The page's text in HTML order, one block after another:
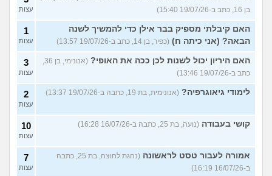
בן 16, כתב ב-19/07/26 15:40)
עצות
האם קיבלתי מספיק בבר אילן כדי להמשיך לשנה
הבאה? (אני כיתה ח) (כפיר, בן 14, כתב ב-19/07/26 13:57)
1
עצות
האם היריון יכול לשנות לכן ככה את האופי?
(אנונימי, בן 36,
כתב ב-19/07/26 13:46)
3
עצות
לימודי גיאוגרפיה? (אנונימית, בת 19, כתבה ב-19/07/26 13:37) 2
עצות
קושי בעבודה (נועה, בת 25, כתבה ב-16/07/26 16:28) 10
עצות
אמורה לעבור טסט לראשונה
(נהגת לחוצה, בת 25, כתבה
ב-16/07/26 16:19)
7
עצות